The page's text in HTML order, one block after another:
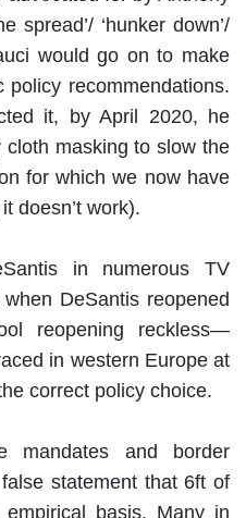
spread’/ ‘hunker down’/
would go on to make
policy recommendations.
it, by April 2020, he
masking to slow the
for which we now have
doesn’t work).
in numerous TV
DeSantis reopened
reopening reckless—
in western Europe at
correct policy choice.
mandates and border
statement that 6ft of
basis. Many in